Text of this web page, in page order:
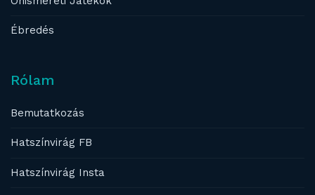
Ébredés
Rólam
Bemutatkozás
Hatszínvirág FB
Hatszínvirág Insta